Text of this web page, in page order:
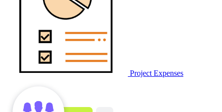
Project Expenses